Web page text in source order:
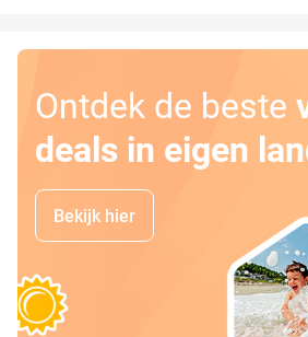
Ontdek de beste
deals in eigen
Bekijk hier